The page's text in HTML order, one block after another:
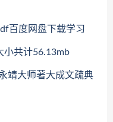
百度网盘下载学习
小共计56.13mb
靖大师著大成文疏典